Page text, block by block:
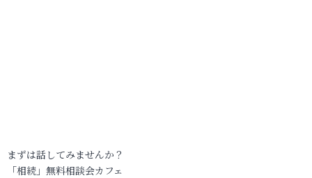
まずは話してみませんか？
「相続」無料相談会カフェ